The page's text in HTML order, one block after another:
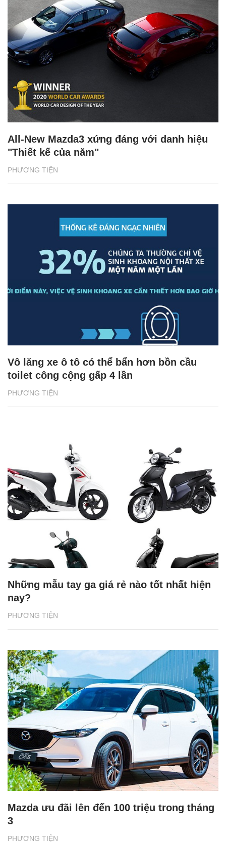
PHƯƠNG TIỆN
All-New Mazda3 xứng đáng với danh hiệu
"Thiết kế của năm"
PHƯƠNG TIỆN
Vô lăng xe ô tô có thể bẩn hơn bồn cầu
toilet công cộng gấp 4 lần
PHƯƠNG TIỆN
Những mẫu tay ga giá rẻ nào tốt nhất hiện
nay?
PHƯƠNG TIỆN
Mazda ưu đãi lên đến 100 triệu trong tháng
3